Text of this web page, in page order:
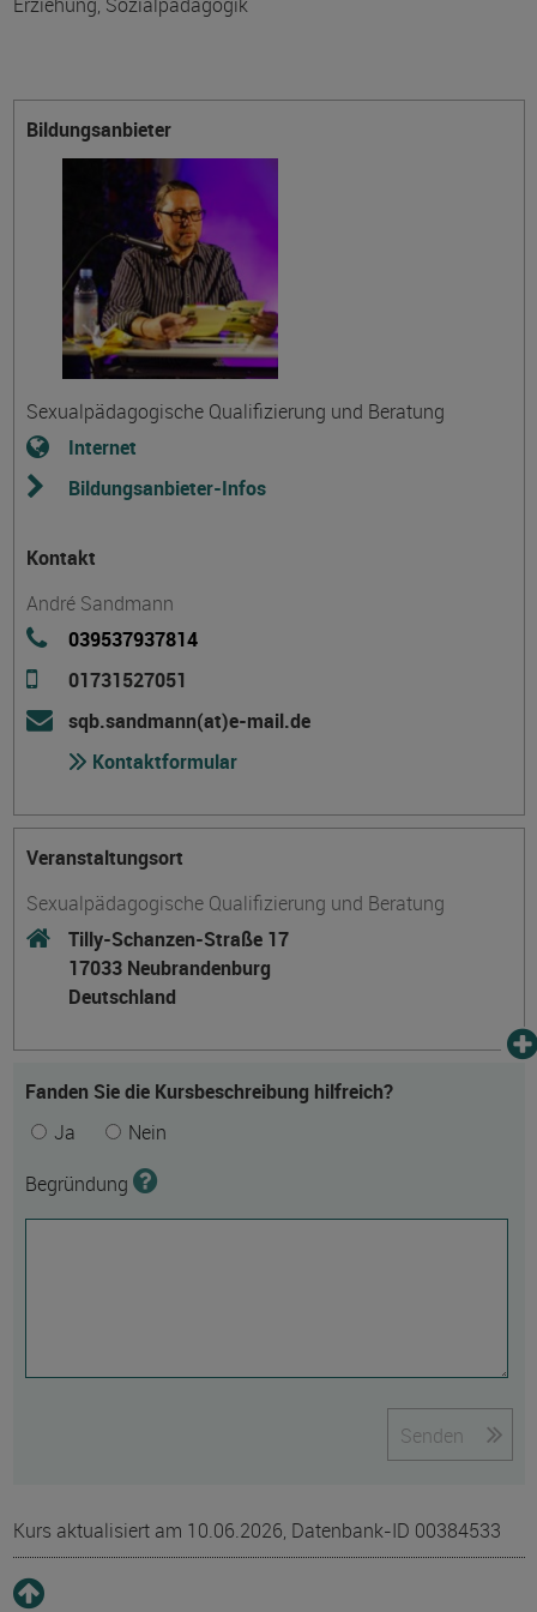
Bildungsanbieter
Sexualpädagogische Qualifizierung und Beratung
Internet
Bildungsanbieter-Infos
Kontakt
André Sandmann
039537937814
01731527051
sqb.sandmann(at)e-mail.de
Kontaktformular
Veranstaltungsort
Sexualpädagogische Qualifizierung und Beratung
Tilly-Schanzen-Straße 17
17033 Neubrandenburg
Deutschland
Fanden Sie die Kursbeschreibung hilfreich?
Ja
Nein
Begründung
Senden
Kurs aktualisiert am 10.06.2026, Datenbank-ID 00384533